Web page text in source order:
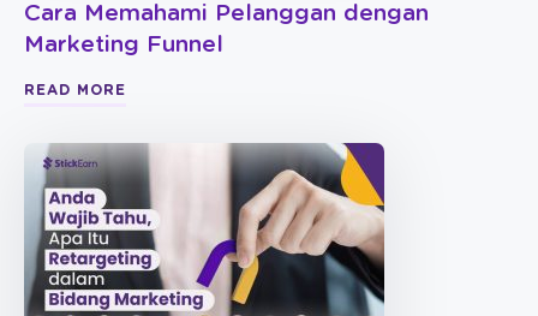
Cara Memahami Pelanggan dengan
Marketing Funnel
READ MORE